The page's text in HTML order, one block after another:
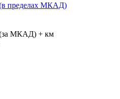
(в пределах МКАД)
(за МКАД) + км